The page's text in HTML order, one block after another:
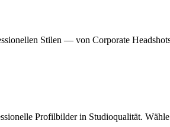
Stilen — von Corporate
Profilbilder in Studioqualität.